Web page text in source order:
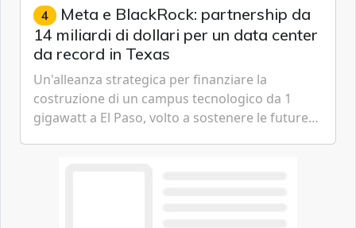
4 Meta e BlackRock: partnership da
14 miliardi di dollari per un data center
da record in Texas
Un'alleanza strategica per finanziare la
costruzione di un campus tecnologico da 1
gigawatt a El Paso, volto a sostenere le future